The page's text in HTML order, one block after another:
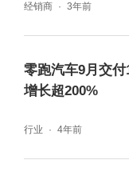
说，未来零跑
经销商 3年前
零跑汽车9月交
增长超200%
行业 4年前